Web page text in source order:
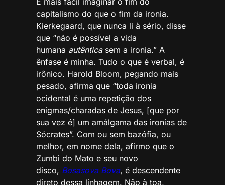
capitalismo do que o fim da ironia.
Kierkegaard, que nunca li à sério, disse
que “não é possível a vida
humana autênticasem a ironia.” A
ênfase é minha. Tudo o que é verbal, é
irônico. Harold Bloom, pegando mais
pesado, afirma que “toda ironia
ocidental é uma repetição dos
enigmas/charadas de Jesus, [que por
sua vez é] um amálgama das ironias de
Sócrates”. Com ou sem bazófia, ou
melhor, em nome dela, afirmo que o
Zumbi do Mato e seu novo
disco, Bosasova Bova, é descendente
direto dessa linhagem. Não à toa,